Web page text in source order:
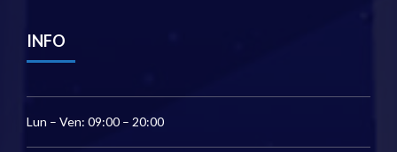
INFO
Lun – Ven: 09:00 – 20:00